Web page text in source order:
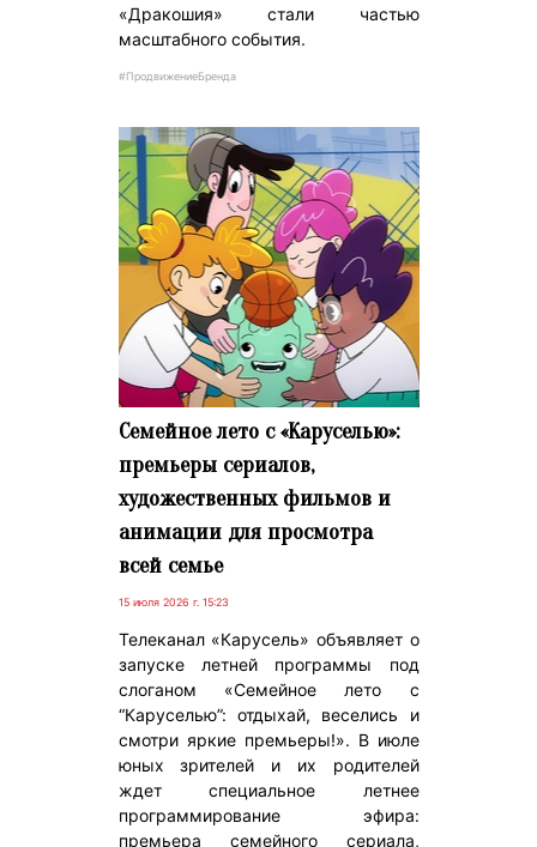
«Дракошия» стали частью
масштабного события.
#ПродвижениеБренда
Семейное лето с «Каруселью»:
премьеры сериалов,
художественных фильмов и
анимации для просмотра
всей семье
15 июля 2026 г. 15:23
Телеканал «Карусель» объявляет о
запуске летней программы под
слоганом «Семейное лето с
“Каруселью”: отдыхай, веселись и
смотри яркие премьеры!». В июле
юных зрителей и их родителей
ждет специальное летнее
программирование эфира:
премьера семейного сериала,